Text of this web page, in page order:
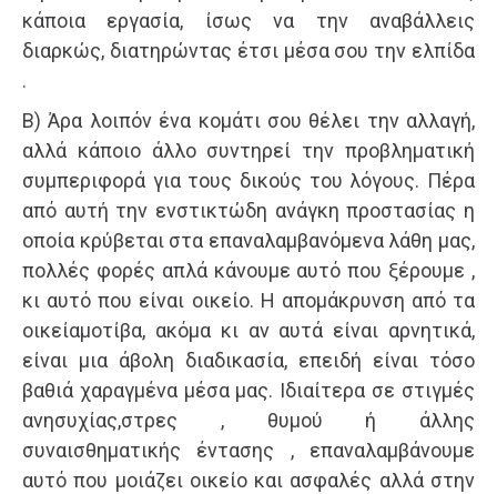
κάποια εργασία, ίσως να την αναβάλλεις
διαρκώς, διατηρώντας έτσι μέσα σου την ελπίδα
.
Β) Άρα λοιπόν ένα κομάτι σου θέλει την αλλαγή,
αλλά κάποιο άλλο συντηρεί την προβληματική
συμπεριφορά για τους δικούς του λόγους. Πέρα
από αυτή την ενστικτώδη ανάγκη προστασίας η
οποία κρύβεται στα επαναλαμβανόμενα λάθη μας,
πολλές φορές απλά κάνουμε αυτό που ξέρουμε ,
κι αυτό που είναι οικείο. Η απομάκρυνση από τα
οικείαμοτίβα, ακόμα κι αν αυτά είναι αρνητικά,
είναι μια άβολη διαδικασία, επειδή είναι τόσο
βαθιά χαραγμένα μέσα μας. Ιδιαίτερα σε στιγμές
ανησυχίας,στρες , θυμού ή άλλης
συναισθηματικής έντασης , επαναλαμβάνουμε
αυτό που μοιάζει οικείο και ασφαλές αλλά στην